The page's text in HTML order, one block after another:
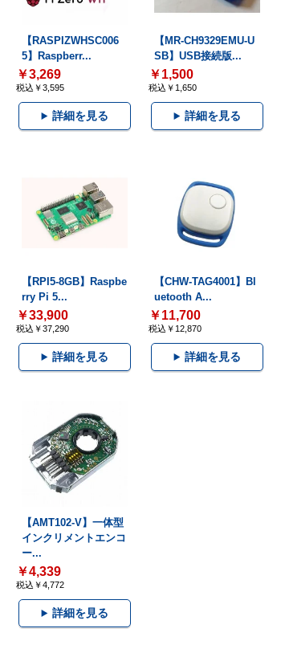
【RASPIZWHSC006
5】Raspberr...
￥3,269
税込￥3,595
詳細を見る
【MR-CH9329EMU-U
SB】USB接続版...
￥1,500
税込￥1,650
詳細を見る
【RPI5-8GB】Raspbe
rry Pi 5...
￥33,900
税込￥37,290
詳細を見る
【CHW-TAG4001】Bl
uetooth A...
￥11,700
税込￥12,870
詳細を見る
【AMT102-V】一体型
インクリメントエンコ
ー...
￥4,339
税込￥4,772
詳細を見る